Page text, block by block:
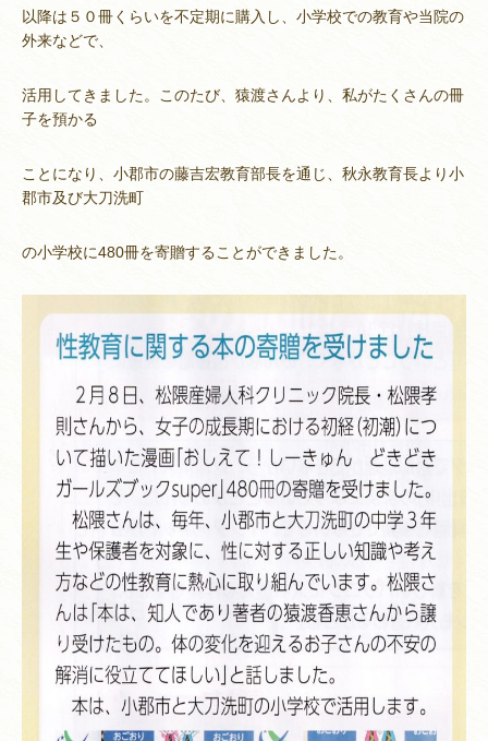
以降は５０冊くらいを不定期に購入し、小学校での教育や当院の
外来などで、
活用してきました。このたび、猿渡さんより、私がたくさんの冊
子を預かる
ことになり、小郡市の藤吉宏教育部長を通じ、秋永教育長より小
郡市及び大刀洗町
の小学校に480冊を寄贈することができました。